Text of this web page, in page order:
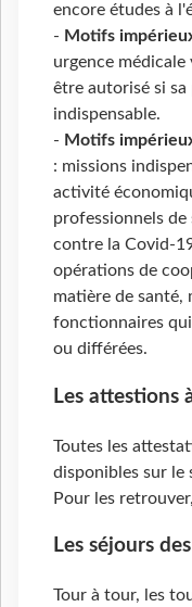
encore études à
- Motifs
urgence
être autorisé si sa
indispensable.
- Motifs
: missions
activité
professionnels de
contre la Covid-
opérations de
matière de santé,
fonctionnaires
ou différées.
Les attestions
Toutes les
disponibles sur le
Pour les retrouver,
Les séjours
Tour à tour, les